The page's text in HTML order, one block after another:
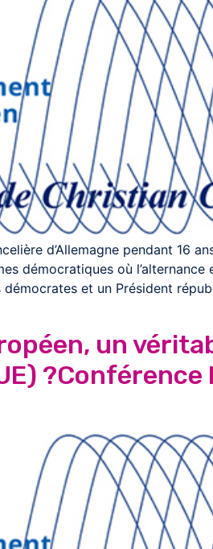
d’Allemagne pendant 16
démocratiques où
et un Président
un